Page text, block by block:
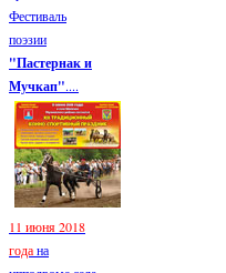
Фестиваль
поэзии
"Пастернак и
Мучкап"....
11 июня 2018
годана